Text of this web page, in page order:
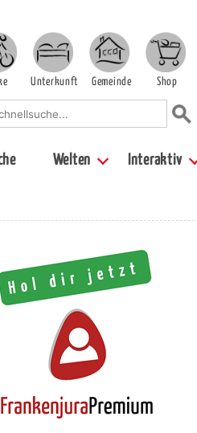
Unterkunft Gemeinde Shop
Welten Interaktiv